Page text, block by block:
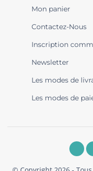
Mon panier
Contactez-Nous
Inscription
Newsletter
Les modes de
Les modes de